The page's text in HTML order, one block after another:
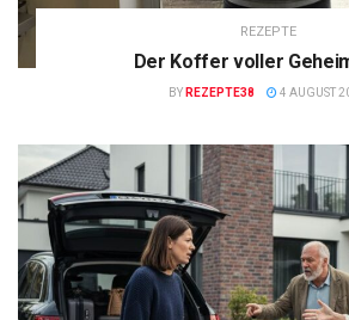
REZEPTE
Der Koffer voller
BY REZEPTE38 4 AUGUST